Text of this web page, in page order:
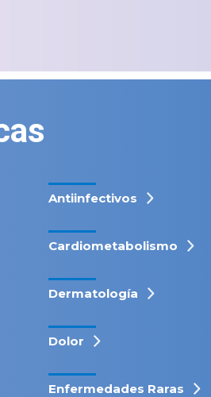
Antiinfectivos
Cardiometabolismo
Dermatología
Dolor
Enfermedades Raras